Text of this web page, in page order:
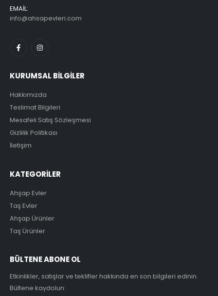
EMAİL:
info@ahsapevleri.com
KURUMSAL BİLGİLER
Hakkımızda
Teslimat Bilgileri
Mesafeli Satış Sözleşmesi
Gizlilik Politikası
İletişim
KATEGORİLER
Ahşap Evler
Taş Evler
Ahşap Ürünler
Taş Ürünler
BÜLTENE ABONE OL
Etkinlikler, satışlar ve teklifler hakkında en son bilgileri edinin.
Bültene kaydolun: